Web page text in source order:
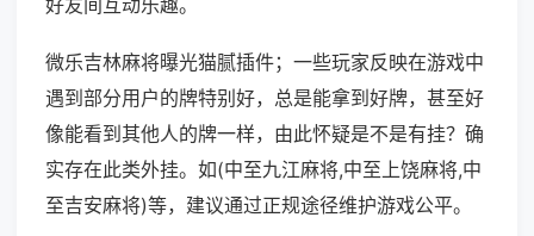
好友间互动乐趣。
微乐吉林麻将曝光猫腻插件；一些玩家反映在游戏中
遇到部分用户的牌特别好，总是能拿到好牌，甚至好
像能看到其他人的牌一样，由此怀疑是不是有挂？确
实存在此类外挂。如(中至九江麻将,中至上饶麻将,中
至吉安麻将)等，建议通过正规途径维护游戏公平。